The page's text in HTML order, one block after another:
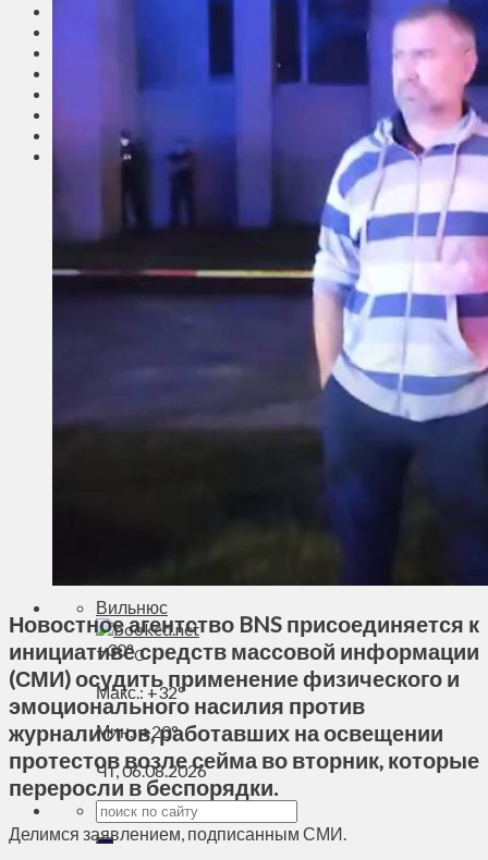
Культура
Больше
Фоторепортаж
ЛК рекомендует
Сеньорам
Образование
Здравоохранение
Экология
Агроновости
Вильнюс
+30°C
Макс.:+32°
Мин.:+20°
Чт, 06.08.2026
Новостное агентство BNS присоединяется к
инициативе средств массовой информации
(СМИ) осудить применение физического и
эмоционального насилия против
журналистов, работавших на освещении
протестов возле сейма во вторник, которые
переросли в беспорядки.
Делимся заявлением, подписанным СМИ.